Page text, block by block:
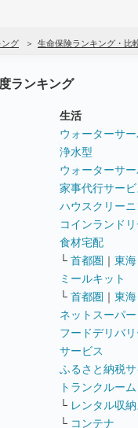
ング 生命保険ランキング・比
ランキング
生活
ウォーターサ
浄水型
ウォーターサ
家事代行サービ
ハウスクリー
コインランドリ
食材宅配
└ 首都圏 ｜ 東海
ミールキット
└ 首都圏 ｜ 東海
ネットスーパー
フードデリバリ
サービス
ふるさと納税サ
トランクルーム
└ レンタル収
└ コンテナ